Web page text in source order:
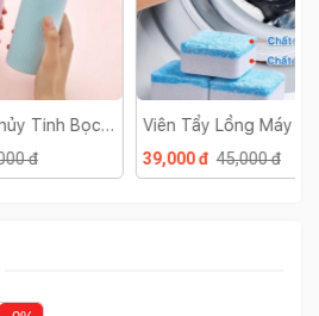
Viên Tẩy Lồng Máy Giặt
Hộp 12 Viên45,000 đ